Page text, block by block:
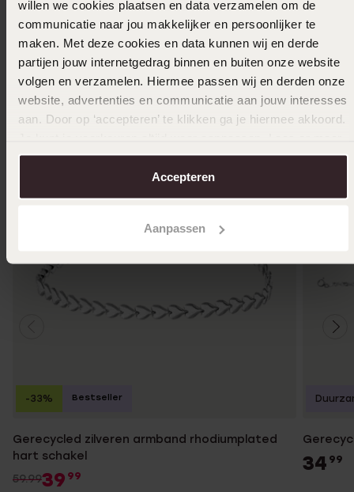
willen we cookies plaatsen en data verzamelen om de
communicatie naar jou makkelijker en persoonlijker te
maken. Met deze cookies en data kunnen wij en derde
partijen jouw internetgedrag binnen en buiten onze website
volgen en verzamelen. Hiermee passen wij en derden onze
website, advertenties en communicatie aan jouw interesses
aan. Door op ‘accepteren’ te klikken ga je hiermee akkoord.
over in onscookiebeleid.
Accepteren
Aanpassen
Selecteer maat & bestel
Ook leuk voor jou
Gerecycled zilveren armband rhodiumplated
hart schakel
59.9939 99
-33% Bestseller
34 99